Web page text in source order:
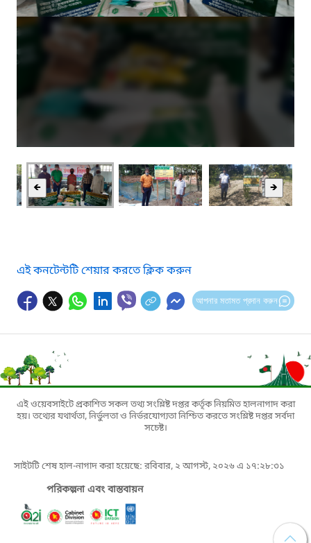
🡸 🡺
এই কনটেন্টটি শেয়ার করতে ক্লিক করুন
আপনার মতামত প্রদান করুন
এই ওয়েবসাইটে প্রকাশিত সকল তথ্য সংশ্লিষ্ট দপ্তর কর্তৃক নিয়মিত হালনাগাদ করা
হয়। তথ্যের যথার্থতা, নির্ভুলতা ও নির্ভরযোগ্যতা নিশ্চিত করতে সংশ্লিষ্ট দপ্তর সর্বদা
সচেষ্ট।
সাইটটি শেষ হাল-নাগাদ করা হয়েছে: রবিবার, ২ আগস্ট, ২০২৬ এ ১৭:২৮:৩১
পরিকল্পনা এবং বাস্তবায়ন